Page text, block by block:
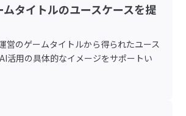
タイトルのユースケースを提
営のゲームタイトルから得られたユース
活用の具体的なイメージをサポートい